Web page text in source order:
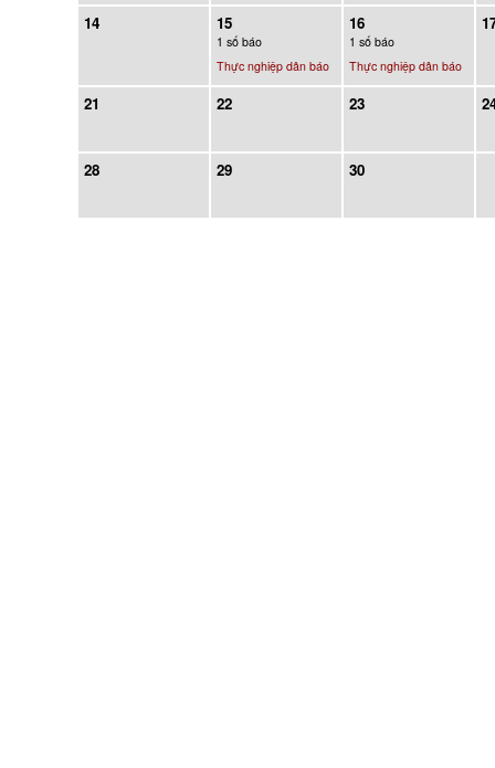
14 15
1 số báo
Thực nghiệp dân báo
16
1 số báo
Thực nghiệp dân báo
21 22 23
28 29 30